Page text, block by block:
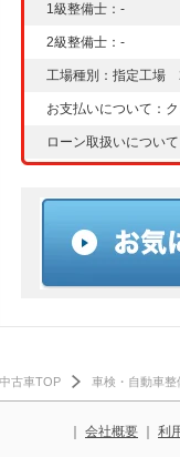
1級整備士：-
2級整備士：-
工場種別：指定工場
お支払いについて：
ローン取扱いについ
中古車TOP 車検・自動車整
会社概要 利